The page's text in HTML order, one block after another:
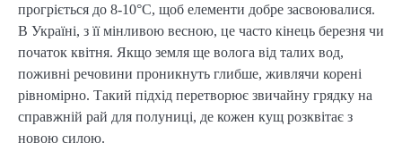
прогріється до 8-10°C, щоб елементи добре засвоювалися.
В Україні, з її мінливою весною, це часто кінець березня чи
початок квітня. Якщо земля ще волога від талих вод,
поживні речовини проникнуть глибше, живлячи корені
рівномірно. Такий підхід перетворює звичайну грядку на
справжній рай для полуниці, де кожен кущ розквітає з
новою силою.